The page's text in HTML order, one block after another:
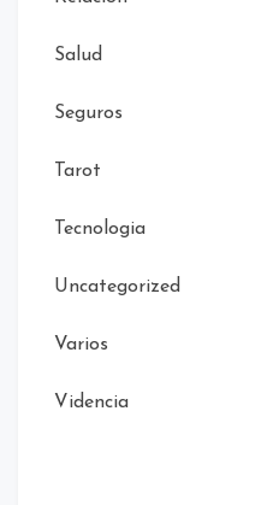
Salud
Seguros
Tarot
Tecnologia
Uncategorized
Varios
Videncia